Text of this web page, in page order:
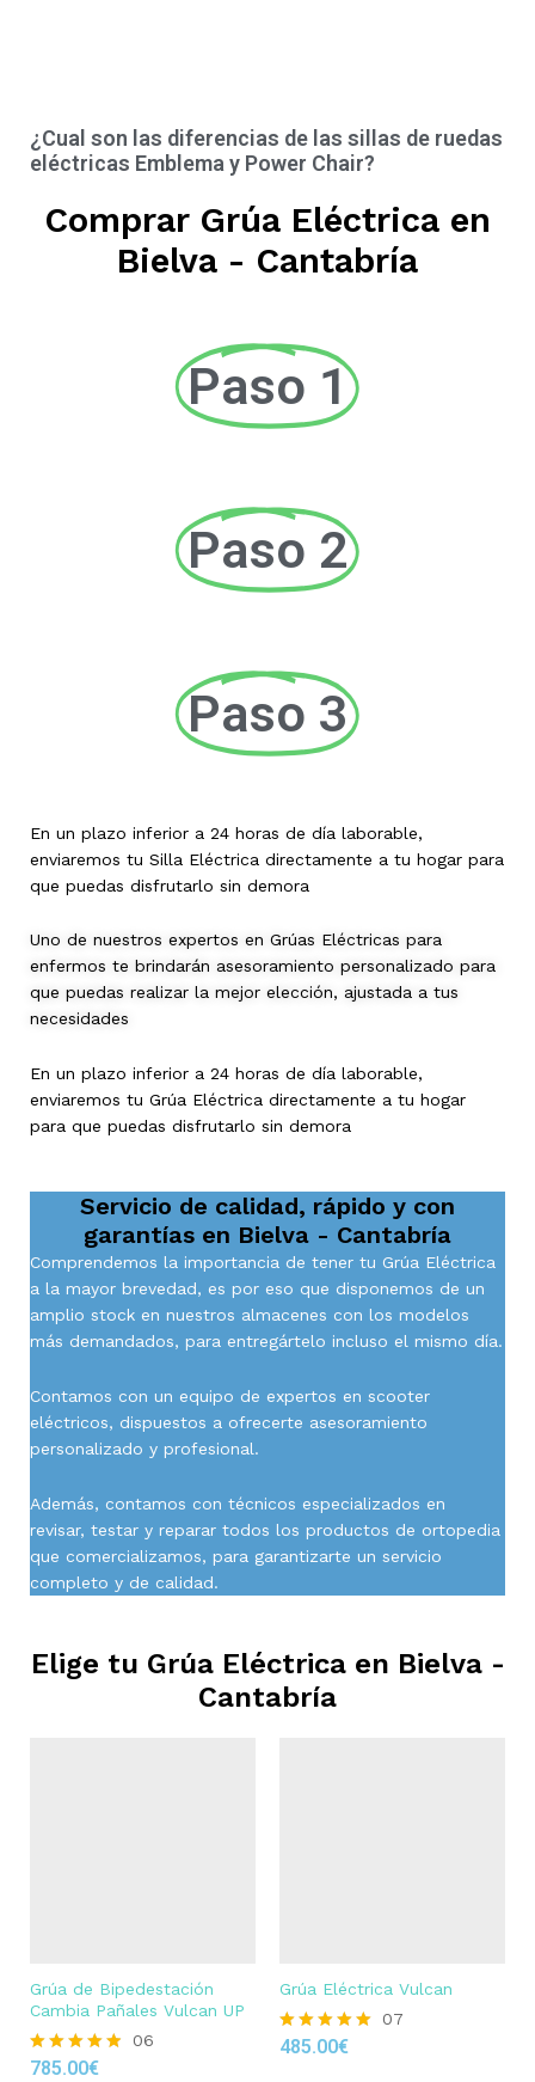
¿Cual son las diferencias de las sillas de ruedas
eléctricas Emblema y Power Chair?
Comprar Grúa Eléctrica en
Bielva - Cantabría
Paso 1
Paso 2
Paso 3
En un plazo inferior a 24 horas de día laborable,
enviaremos tu Silla Eléctrica directamente a tu hogar para
que puedas disfrutarlo sin demora
Uno de nuestros expertos en Grúas Eléctricas para
enfermos te brindarán asesoramiento personalizado para
que puedas realizar la mejor elección, ajustada a tus
necesidades
En un plazo inferior a 24 horas de día laborable,
enviaremos tu Grúa Eléctrica directamente a tu hogar
para que puedas disfrutarlo sin demora
Servicio de calidad, rápido y con
garantías en Bielva - Cantabría
Comprendemos la importancia de tener tu Grúa Eléctrica
a la mayor brevedad, es por eso que disponemos de un
amplio stock en nuestros almacenes con los modelos
más demandados, para entregártelo incluso el mismo día.
Contamos con un equipo de expertos en scooter
eléctricos, dispuestos a ofrecerte asesoramiento
personalizado y profesional.
Además, contamos con técnicos especializados en
revisar, testar y reparar todos los productos de ortopedia
que comercializamos, para garantizarte un servicio
completo y de calidad.
Elige tu Grúa Eléctrica en Bielva -
Cantabría
Grúa de Bipedestación
Cambia Pañales Vulcan UP
Rated
06
785.00€
Grúa Eléctrica Vulcan
Rated
07
485.00€